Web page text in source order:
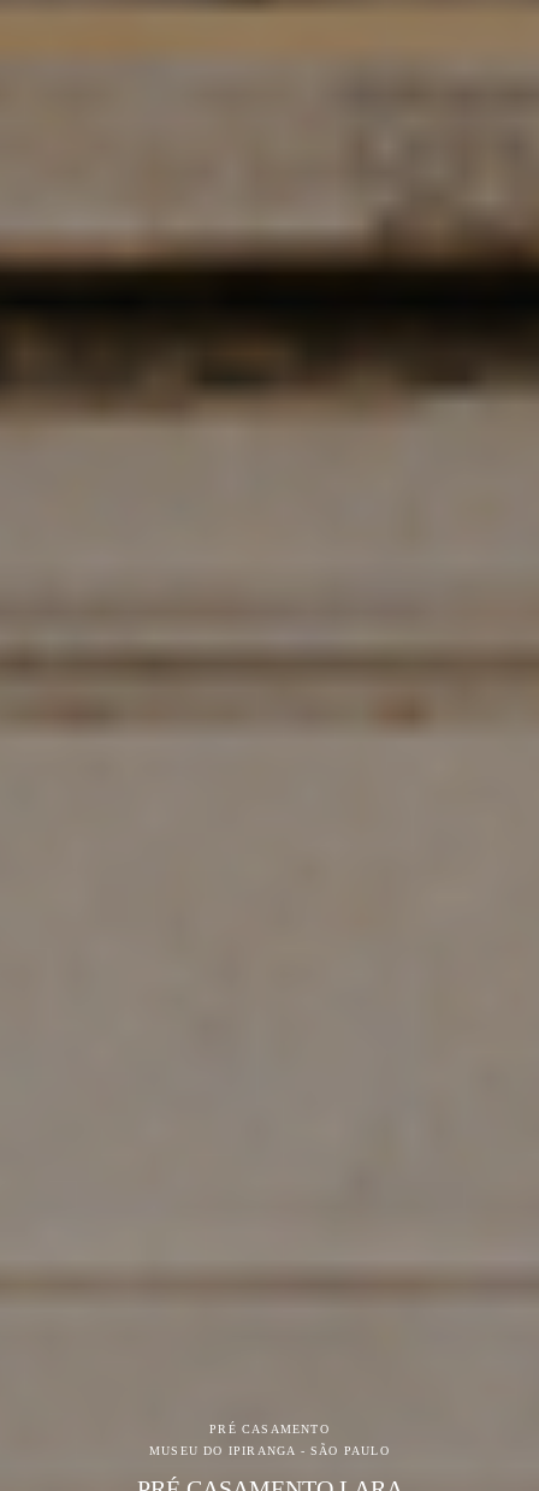
PRÉ CASAMENTO
MUSEU DO IPIRANGA - SÃO PAULO